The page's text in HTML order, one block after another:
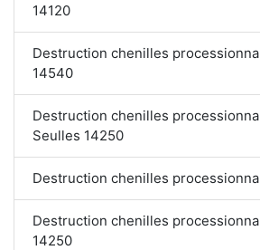
14120
Destruction chenilles
14540
Destruction chenilles
Seulles 14250
Destruction chenilles
Destruction chenilles
14250